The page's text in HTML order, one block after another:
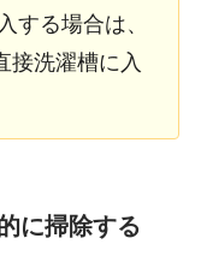
する場合は、
接洗濯槽に入
に掃除する